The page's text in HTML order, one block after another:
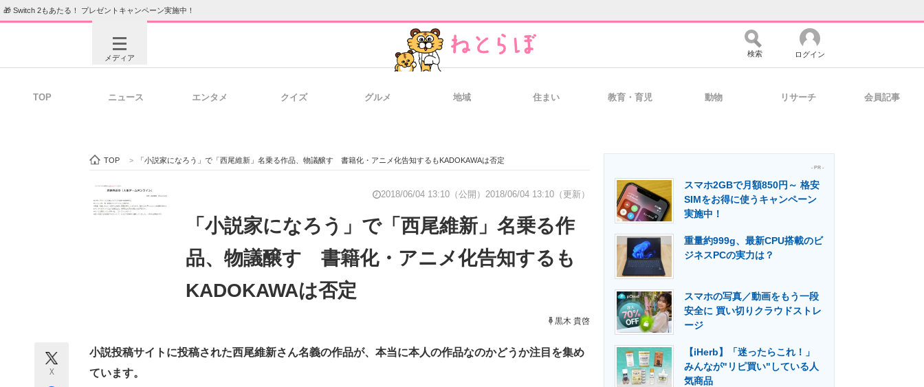
🎁 Switch 2もあたる！ プレゼントキャンペーン実施中！
メディア
経営リーダーのコミュニティ マーケ×ITの今がよく分かる
ITエンジニア向け専門サイト 企業向けIT製品の総合サイト IT製品の技術・比較・事例 製造業のIT導入・活用を支援
エネルギーの専門メディア 建設×テクノロジーの最前線
検索 ログイン
TOP ニュース エンタメ クイズ グルメ 地域 住まい 教育・育児 動物 リサーチ 会員記事
TOP > 「小説家になろう」で「西尾維新」名乗る作品、物議醸す 書籍化・アニメ化告知するもKADOKAWAは否定
2018/06/04 13:10（公開） 2018/06/04 13:10（更新）
「小説家になろう」で「西尾維新」名乗る作
品、物議醸す 書籍化・アニメ化告知するも
KADOKAWAは否定
黒木 貴啓
X
小説投稿サイトに投稿された西尾維新さん名義の作品が、本当に本人の作品なのかどうか注目を集め
ています。
- PR -
スマホ2GBで月額850円～ 格安
SIMをお得に使うキャンペーン
実施中！
重量約999g、最新CPU搭載のビ
ジネスPCの実力は？
スマホの写真／動画をもう一段
安全に 買い切りクラウドストレ
ージ
【iHerb】「迷ったらこれ！」
みんなが"リピ買い"している人
気商品